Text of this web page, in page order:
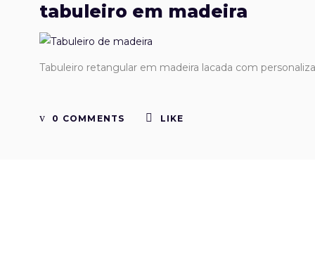
tabuleiro em madeira
Tabuleiro retangular em madeira lacada com
0 COMMENTS LIKE